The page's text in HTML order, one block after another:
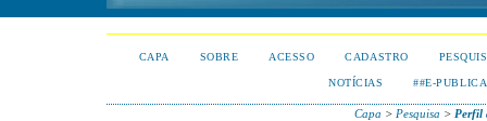
CAPA SOBRE ACESSO CADASTRO
NOTÍCIAS ##E-
Capa > Pesquisa > Perfil